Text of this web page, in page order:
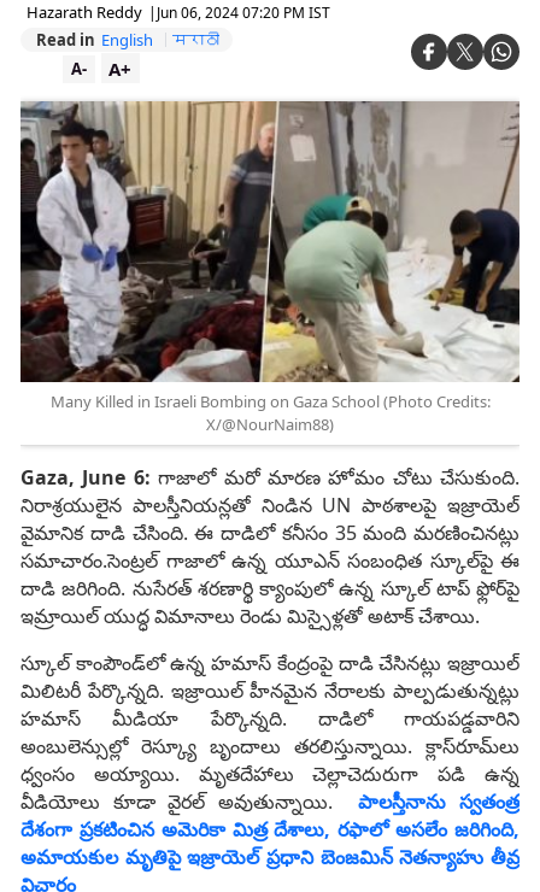
Hazarath Reddy | Jun 06, 2024 07:20 PM IST
Read in English मराठी
A+
A-
Many Killed in Israeli Bombing on Gaza School (Photo Credits:
X/@NourNaim88)
Gaza, June 6: గాజాలో మరో మారణ హోమం చోటు చేసుకుంది.
నిరాశ్రయులైన పాలస్తీనియన్లతో నిండిన UN పాఠశాలపై ఇజ్రాయెల్
వైమానిక దాడి చేసింది. ఈ దాడిలో కనీసం 35 మంది మరణించినట్లు
సమాచారం.సెంట్ర‌ల్ గాజాలో ఉన్న యూఎన్ సంబంధిత స్కూల్‌పై ఈ
దాడి జరిగింది. నుసేర‌త్ శ‌ర‌ణార్థి క్యాంపులో ఉన్న స్కూల్ టాప్ ఫ్లోర్‌పై
ఇమ్రాయిల్ యుద్ధ విమానాలు రెండు మిస్సైళ్ల‌తో అటాక్ చేశాయి.
స్కూల్ కాంపౌండ్‌లో ఉన్న హ‌మాస్ కేంద్రంపై దాడి చేసిన‌ట్లు ఇజ్రాయిల్
మిలిట‌రీ పేర్కొన్న‌ది. ఇజ్రాయిల్ హీన‌మైన నేరాల‌కు పాల్ప‌డుతున్న‌ట్లు
హ‌మాస్ మీడియా పేర్కొన్న‌ది. దాడిలో గాయ‌ప‌డ్డ‌వారిని
అంబులెన్సుల్లో రెస్క్యూ బృందాలు త‌ర‌లిస్తున్నాయి. క్లాస్‌రూమ్‌లు
ధ్వంసం అయ్యాయి. మృత‌దేహాలు చెల్లాచెదురుగా ప‌డి ఉన్న
వీడియోలు కూడా వైర‌ల్ అవుతున్నాయి.పాలస్తీనాను స్వతంత్ర
దేశంగా ప్రకటించిన అమెరికా మిత్ర దేశాలు, రఫాలో అసలేం జరిగింది,
అమాయకుల మృతిపై ఇజ్రాయెల్ ప్రధాని బెంజమిన్‌ నెతన్యాహు తీవ్ర
విచారం